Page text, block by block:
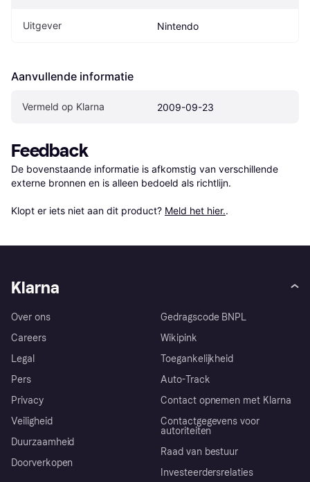
Uitgever Nintendo
Aanvullende informatie
Vermeld op Klarna 2009-09-23
Feedback
De bovenstaande informatie is afkomstig van verschillende
externe bronnen en is alleen bedoeld als richtlijn.
Klopt er iets niet aan dit product? Meld het hier..
Klarna
Over ons
Careers
Legal
Pers
Privacy
Veiligheid
Duurzaamheid
Doorverkopen
Gedragscode BNPL
Wikipink
Toegankelijkheid
Auto-Track
Contact opnemen met Klarna
Contactgegevens voor
autoriteiten
Raad van bestuur
Investeerdersrelaties